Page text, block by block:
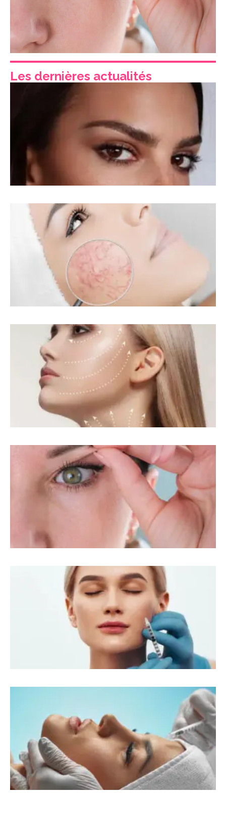
Les dernières actualités